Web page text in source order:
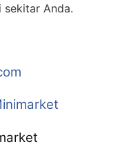
Anda.